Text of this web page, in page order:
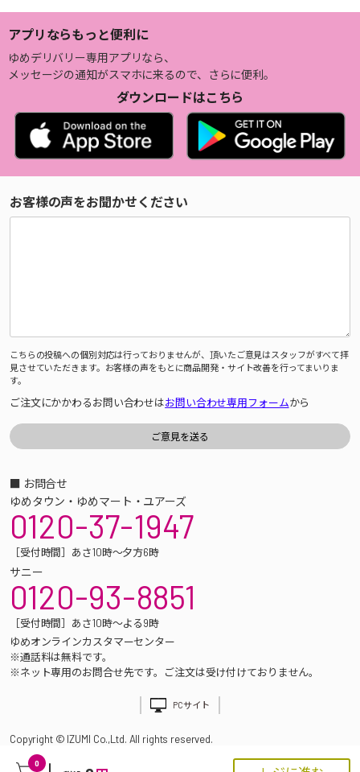
0
アプリならもっと便利に
ゆめデリバリー専用アプリなら、
メッセージの通知がスマホに来るので、さらに便利。
ダウンロードはこちら
お客様の声をお聞かせください
こちらの投稿への個別対応は行っておりませんが、頂いたご意見はスタッフがすべて拝
見させていただきます。お客様の声をもとに商品開発・サイト改善を行ってまいりま
す。
ご注文にかかわるお問い合わせはお問い合わせ専用フォームから
■ お問合せ
ゆめタウン・ゆめマート・ユアーズ
0120-37-1947
［受付時間］あさ10時～夕方6時
サニー
0120-93-8851
［受付時間］あさ10時～よる9時
ゆめオンラインカスタマーセンター
※通話料は無料です。
※ネット専用のお問合せ先です。ご注文は受け付けておりません。
PCサイト
Copyright © IZUMI Co.,Ltd. All rights reserved.